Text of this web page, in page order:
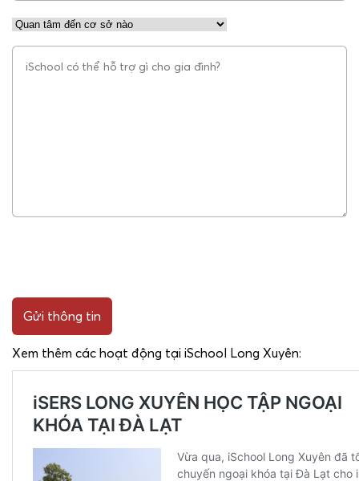
Gửi thông tin
Xem thêm các hoạt động tại iSchool Long Xuyên: